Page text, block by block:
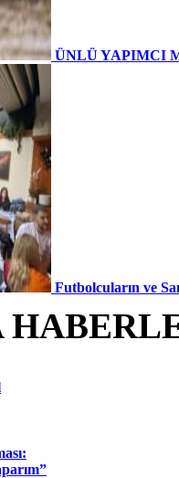
ÜNLÜ YAPIMCI
Futbolcuların ve